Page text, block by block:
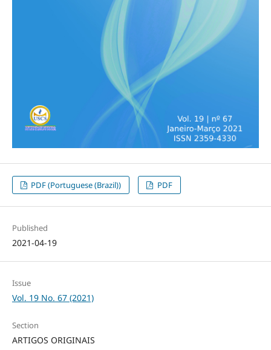
PDF (Portuguese (Brazil)) PDF
Published
2021-04-19
Issue
Vol. 19 No. 67 (2021)
Section
ARTIGOS ORIGINAIS